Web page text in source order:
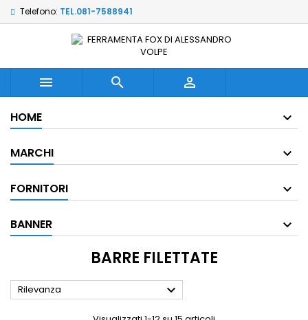
Telefono: TEL.081-7588941
  
HOME
MARCHI
FORNITORI
BANNER
BARRE FILETTATE
Rilevanza 